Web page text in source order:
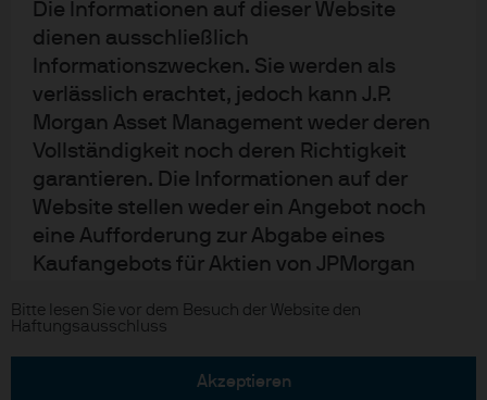
Die Informationen auf dieser Website
dienen ausschließlich
Informationszwecken. Sie werden als
verlässlich erachtet, jedoch kann J.P.
Morgan Asset Management weder deren
Vollständigkeit noch deren Richtigkeit
garantieren. Die Informationen auf der
Website stellen weder ein Angebot noch
eine Aufforderung zur Abgabe eines
Kaufangebots für Aktien von JPMorgan
Finanzinstrument dar.
Die auf dieser Website enthaltenen
Bitte lesen Sie vor dem Besuch der Website den
Haftungsausschluss
akzeptieren
Datenschutzrichtlinien
Regulative Vorschriften
Cookie-Richtlinien
Accessibility
EMEA Remuneration Policy
Sitemap
J.P. Morgan Private Bank
Copyright © 2026 JPMorgan Chase & Co., alle Rechte vorbehalten.